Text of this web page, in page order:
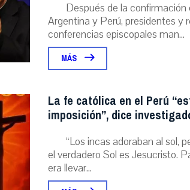
Después de la confirmación
Argentina y Perú, presidentes y
conferencias episcopales man...
MÁS
La fe católica en el Perú
imposición”, dice
“Los incas adoraban al sol,
el verdadero Sol es Jesucristo.
era llevar...